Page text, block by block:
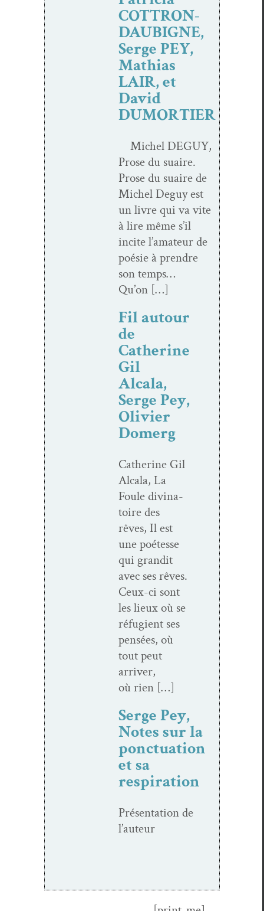
COTTRON-
DAUBIGNE,
Serge PEY,
Mathias
LAIR, et
David
DUMORTIER
Michel DEGUY,
Prose du suaire.
Prose du suaire de
Michel Deguy est
un livre qui va vite
à lire même s’il
incite l’a­ma­teur de
poésie à pren­dre
son temps…
Qu’on […]
Fil autour
de
Catherine
Gil
Alcala,
Serge Pey,
Olivier
Domerg
Cather­ine Gil
Alcala, La
Foule div­ina­
toire des
rêves, Il est
une poétesse
qui grandit
avec ses rêves.
Ceux-ci sont
les lieux où se
réfugient ses
pen­sées, où
tout peut
arriv­er,
où rien […]
Serge Pey,
Notes sur la
ponctuation
et sa
respiration
Présen­ta­tion de
l’auteur